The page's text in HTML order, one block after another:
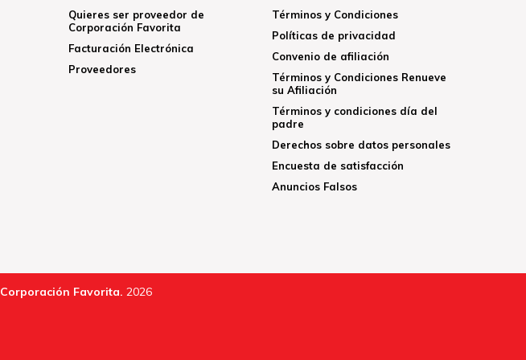
Quieres ser proveedor de
Corporación Favorita
Facturación Electrónica
Proveedores
Términos y Condiciones
Políticas de privacidad
Convenio de afiliación
Términos y Condiciones Renueve
su Afiliación
Términos y condiciones día del
padre
Derechos sobre datos personales
Encuesta de satisfacción
Anuncios Falsos
Corporación Favorita. 2026